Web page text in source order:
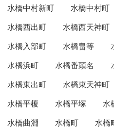
水橋中村新町
水橋中村町
水橋西出町
水橋西天神町
水橋入部町
水橋畠等
水橋浜町
水橋番頭名
水橋東出町
水橋東天神町
水橋平榎
水橋平塚 水
水橋曲淵
水橋町 水橋